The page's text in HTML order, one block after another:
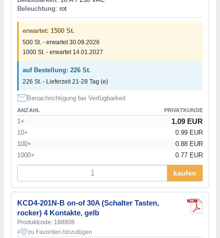
Beleuchtung: rot
erwartet: 1500 St.
500 St. - erwartet 30.09.2026
1000 St. - erwartet 14.01.2027
auf Bestellung: 226 St.
226 St. - Lieferzeit 21-28 Tag (e)
Benachrichtigung bei Verfügbarkeit
ANZAHL PRIVATKUNDE
1+ 1.09 EUR
10+
0.99 EUR
100+
0.88 EUR
1000+
0.77 EUR
kaufen
KCD4-201N-B on-of 30A (Schalter Tasten,
rocker) 4 Kontakte, gelb
Produktcode: 188808
4 zu Favoriten hinzufügen